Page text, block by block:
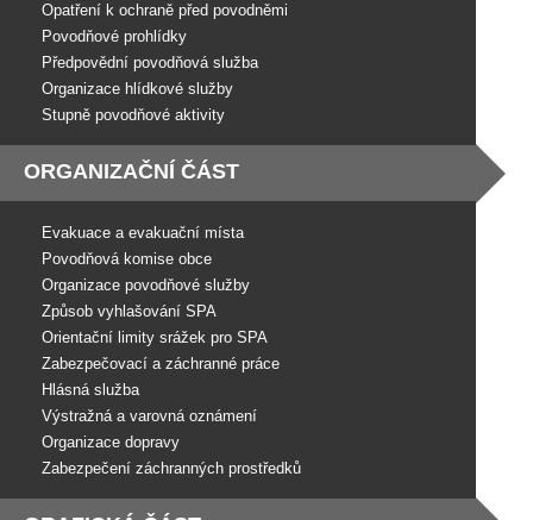
Opatření k ochraně před povodněmi
Povodňové prohlídky
Předpovědní povodňová služba
Organizace hlídkové služby
Stupně povodňové aktivity
ORGANIZAČNÍ ČÁST
Evakuace a evakuační místa
Povodňová komise obce
Organizace povodňové služby
Způsob vyhlašování SPA
Orientační limity srážek pro SPA
Zabezpečovací a záchranné práce
Hlásná služba
Výstražná a varovná oznámení
Organizace dopravy
Zabezpečení záchranných prostředků